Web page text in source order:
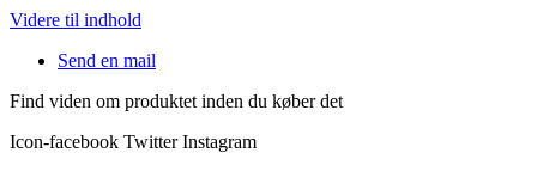
Videre til indhold
Send en mail
Find viden om produktet inden du køber det
Icon-facebook Twitter Instagram